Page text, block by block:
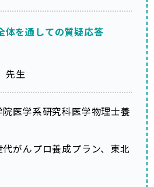
を通しての質疑応答
先生
医学系研究科医学物理士養
がんプロ養成プラン、東北